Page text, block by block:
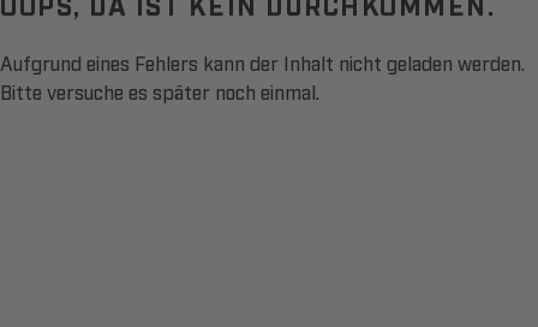
Aufgrund eines Fehlers kann der Inhalt nicht geladen werden.
Bitte versuche es später noch einmal.